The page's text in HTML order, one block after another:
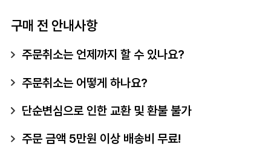
구매 전 안내사항
주문취소는 언제까지 할 수 있나요?
주문취소는 어떻게 하나요?
단순변심으로 인한 교환 및 환불 불가
주문 금액 5만원 이상 배송비 무료!